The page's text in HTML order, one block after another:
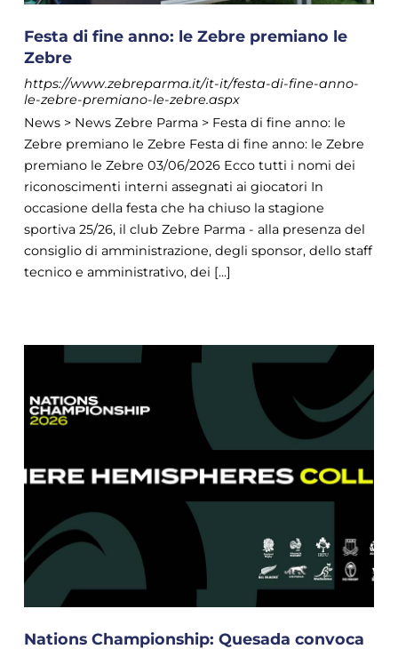
Festa di fine anno: le Zebre premiano le
Zebre
https://www.zebreparma.it/it-it/festa-di-fine-anno-
le-zebre-premiano-le-zebre.aspx
News > News Zebre Parma > Festa di fine anno: le
Zebre premiano le Zebre Festa di fine anno: le Zebre
premiano le Zebre 03/06/2026 Ecco tutti i nomi dei
riconoscimenti interni assegnati ai giocatori In
occasione della festa che ha chiuso la stagione
sportiva 25/26, il club Zebre Parma - alla presenza del
consiglio di amministrazione, degli sponsor, dello staff
tecnico e amministrativo, dei [...]
Nations Championship: Quesada convoca